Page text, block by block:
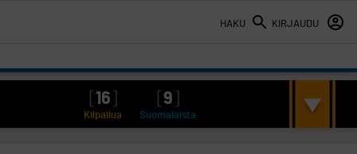
HAKU KIRJAUDU
16 9
Kilpailua Suomalaista